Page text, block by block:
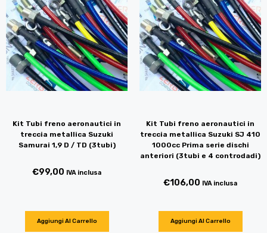
Kit Tubi freno aeronautici in
treccia metallica Suzuki
Samurai 1,9 D / TD (3tubi)
€99,00 IVA inclusa
Aggiungi Al Carrello
Kit Tubi freno aeronautici in
treccia metallica Suzuki SJ 410
1000cc Prima serie dischi
anteriori (3tubi e 4 controdadi)
€106,00 IVA inclusa
Aggiungi Al Carrello